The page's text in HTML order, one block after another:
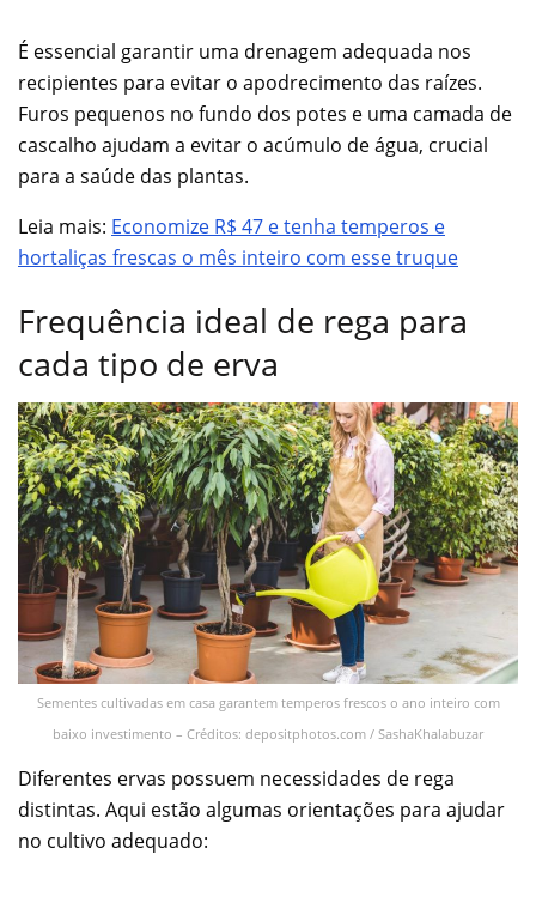
É essencial garantir uma drenagem adequada nos
recipientes para evitar o apodrecimento das raízes.
Furos pequenos no fundo dos potes e uma camada de
cascalho ajudam a evitar o acúmulo de água, crucial
para a saúde das plantas.
Leia mais: Economize R$ 47 e tenha temperos e
hortaliças frescas o mês inteiro com esse truque
Frequência ideal de rega para
cada tipo de erva
Sementes cultivadas em casa garantem temperos frescos o ano inteiro com
baixo investimento – Créditos: depositphotos.com / SashaKhalabuzar
Diferentes ervas possuem necessidades de rega
distintas. Aqui estão algumas orientações para ajudar
no cultivo adequado: